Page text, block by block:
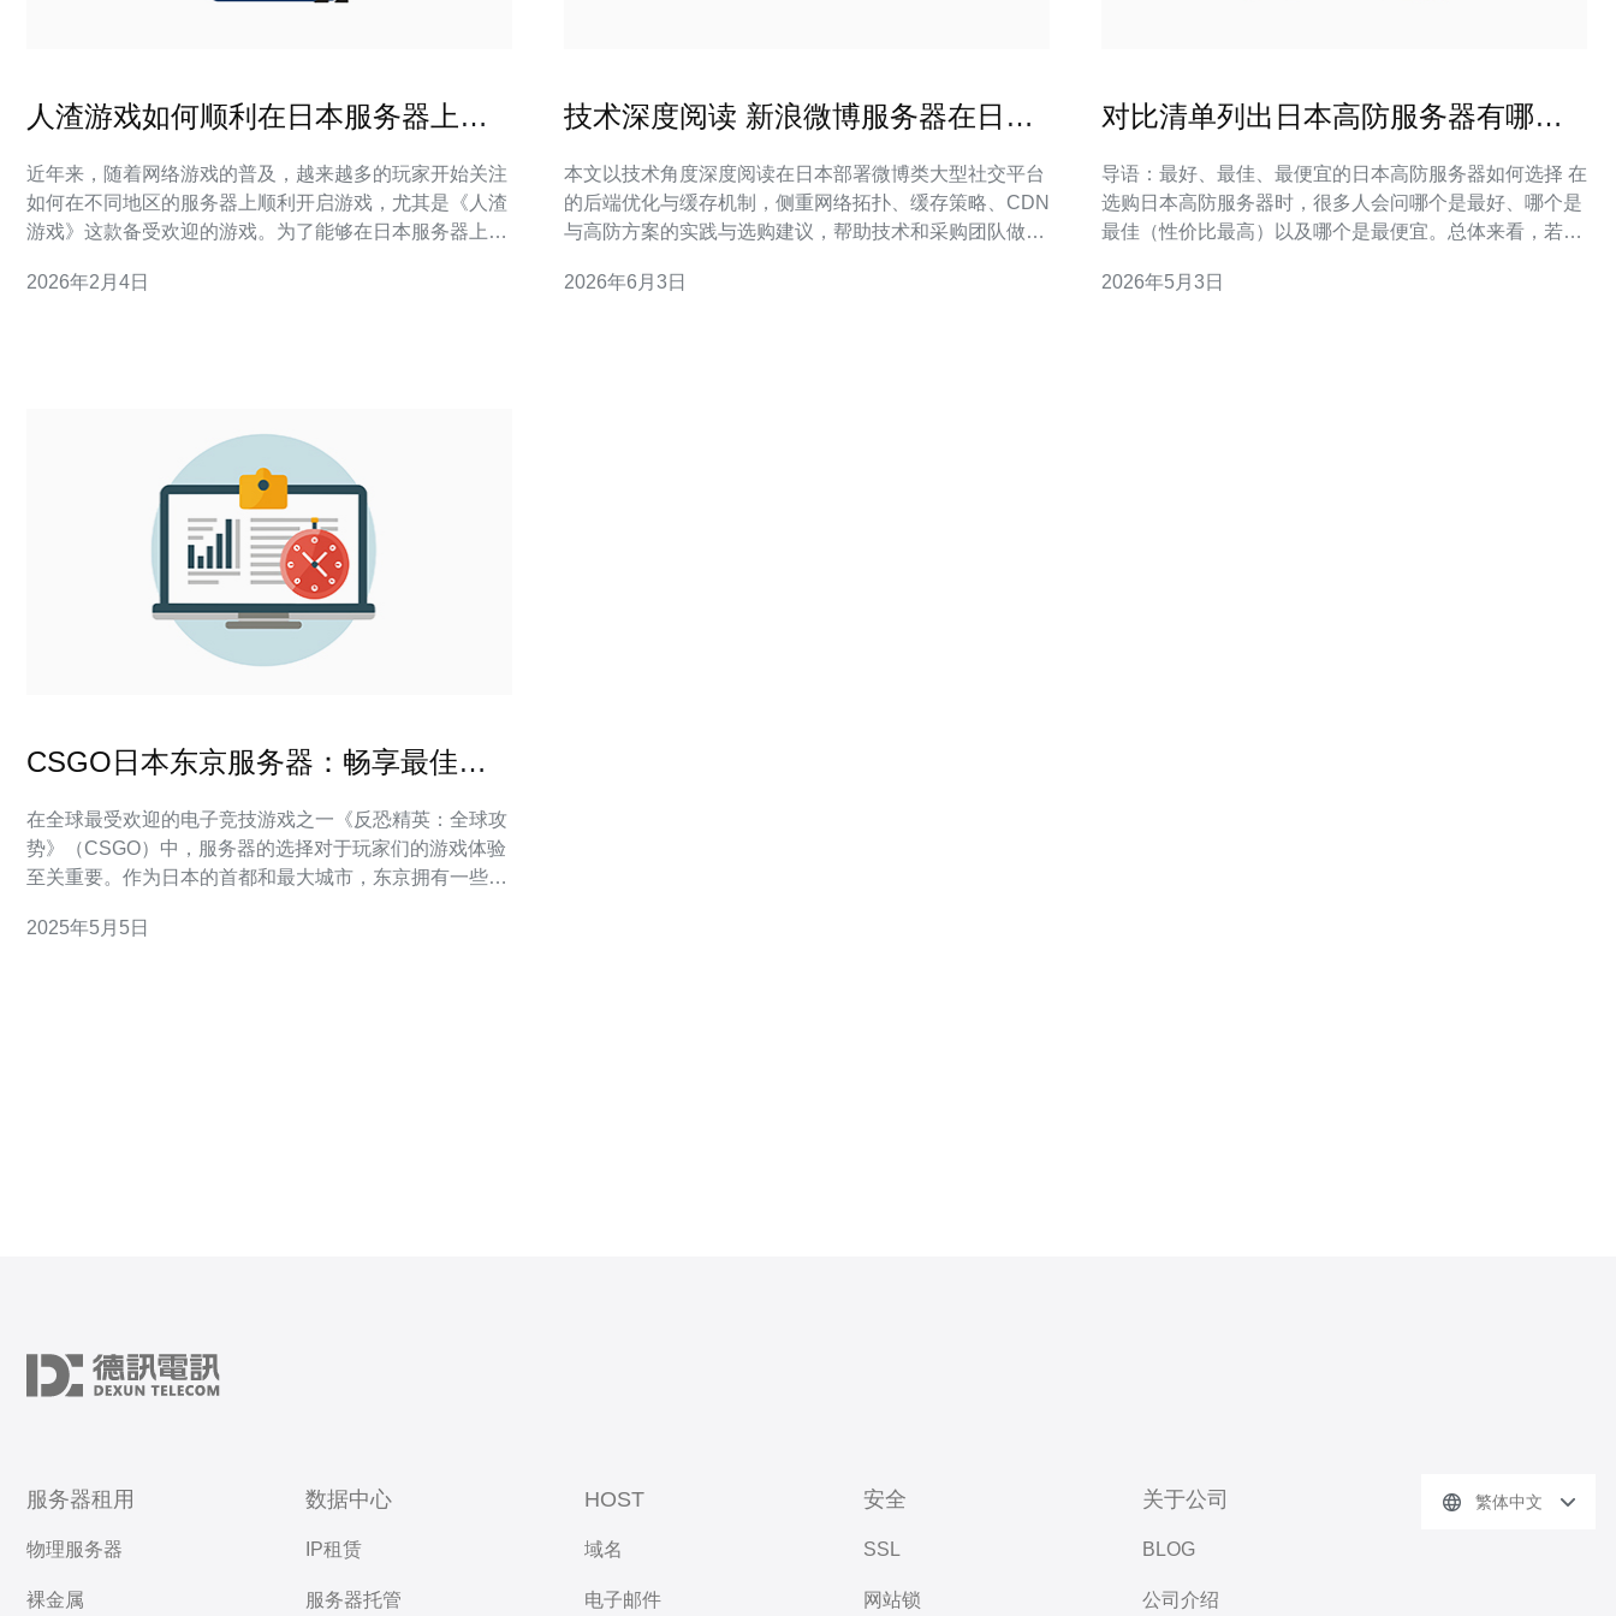
人渣游戏如何顺利在日本服务器上开
近年来，随着网络游戏的普及，越来越多的玩家开始关注
如何在不同地区的服务器上顺利开启游戏，尤其是《人渣
游戏》这款备受欢迎的游戏。为了能够在日本服务器上顺
的。 首先，我们需要明确什么是服务器。服务器可以理解
2026年2月4日
技术深度阅读 新浪微博服务器在日本
本文以技术角度深度阅读在日本部署微博类大型社交平台
的后端优化与缓存机制，侧重网络拓扑、缓存策略、CDN
与高防方案的实践与选购建议，帮助技术和采购团队做出
知延迟，因此需要结合Anycast DNS、就近出口和多区域
2026年6月3日
对比清单列出日本高防服务器有哪些
导语：最好、最佳、最便宜的日本高防服务器如何选择 在
选购日本高防服务器时，很多人会问哪个是最好、哪个是
最佳（性价比最高）以及哪个是最便宜。总体来看，若追
KDDI及专业安全厂商往往是“最好”的选择；若偏重云化、
2026年5月3日
CSGO日本东京服务器：畅享最佳游
在全球最受欢迎的电子竞技游戏之一《反恐精英：全球攻
势》（CSGO）中，服务器的选择对于玩家们的游戏体验
至关重要。作为日本的首都和最大城市，东京拥有一些最
本东京服务器有许多优势。首先，东京是亚洲最大的网络
2025年5月5日
服务器租用
物理服务器
裸金属
数据中心
IP租赁
服务器托管
HOST
域名
电子邮件
安全
SSL
网站锁
关于公司
BLOG
公司介绍
繁体中文